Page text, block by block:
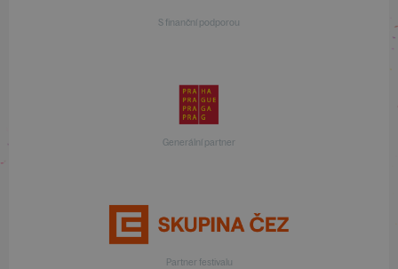
S finanční podporou
Generální partner
Partner festivalu